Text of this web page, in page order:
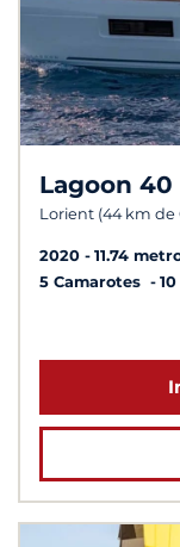
Lagoon 40
Lorient (44 km de
2020
11.74
5 Camarotes